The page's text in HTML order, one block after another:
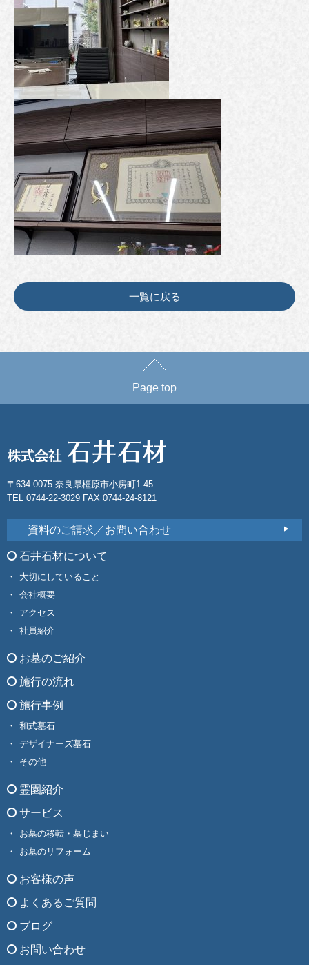
一覧に戻る
Page top
〒634-0075 奈良県橿原市小房町1-45
TEL 0744-22-3029 FAX 0744-24-8121
資料のご請求／お問い合わせ
石井石材について
大切にしていること
会社概要
アクセス
社員紹介
お墓のご紹介
施行の流れ
施行事例
和式墓石
デザイナーズ墓石
その他
霊園紹介
サービス
お墓の移転・墓じまい
お墓のリフォーム
お客様の声
よくあるご質問
ブログ
お問い合わせ